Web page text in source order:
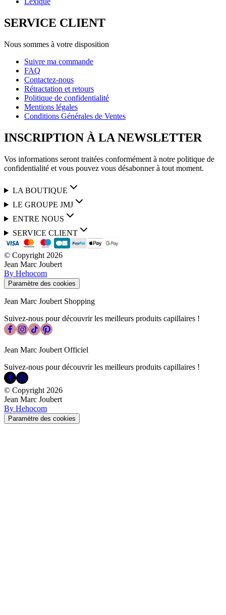
SERVICE CLIENT
Nous sommes à votre disposition
Suivre ma commande
FAQ
Contactez-nous
Rétractation et retours
Politique de confidentialité
Mentions légales
Conditions Générales de Ventes
INSCRIPTION À LA NEWSLETTER
Vos informations seront traitées conformément à notre politique de
confidentialité et vous pouvez vous désabonner à tout moment.
LA BOUTIQUE
LE GROUPE JMJ
ENTRE NOUS
SERVICE CLIENT
© Copyright 2026
Jean Marc Joubert
By Hehocom
Paramètre des cookies
Jean Marc Joubert Shopping
Suivez-nous pour découvrir les meilleurs produits capillaires !
Jean Marc Joubert Officiel
Suivez-nous pour découvrir les meilleurs produits capillaires !
© Copyright 2026
Jean Marc Joubert
By Hehocom
Paramètre des cookies